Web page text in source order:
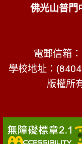
佛光山普門
電郵信箱：
學校地址：
版權所